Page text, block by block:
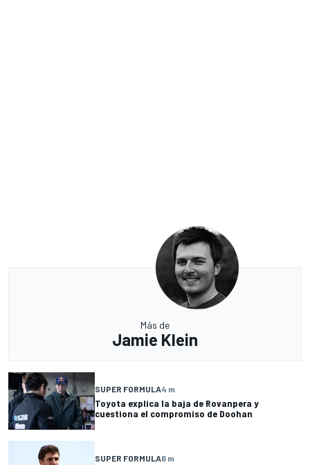
Más de
Jamie Klein
SUPER FORMULA4 m
Toyota explica la baja de Rovanpera y
cuestiona el compromiso de Doohan
SUPER FORMULA6 m